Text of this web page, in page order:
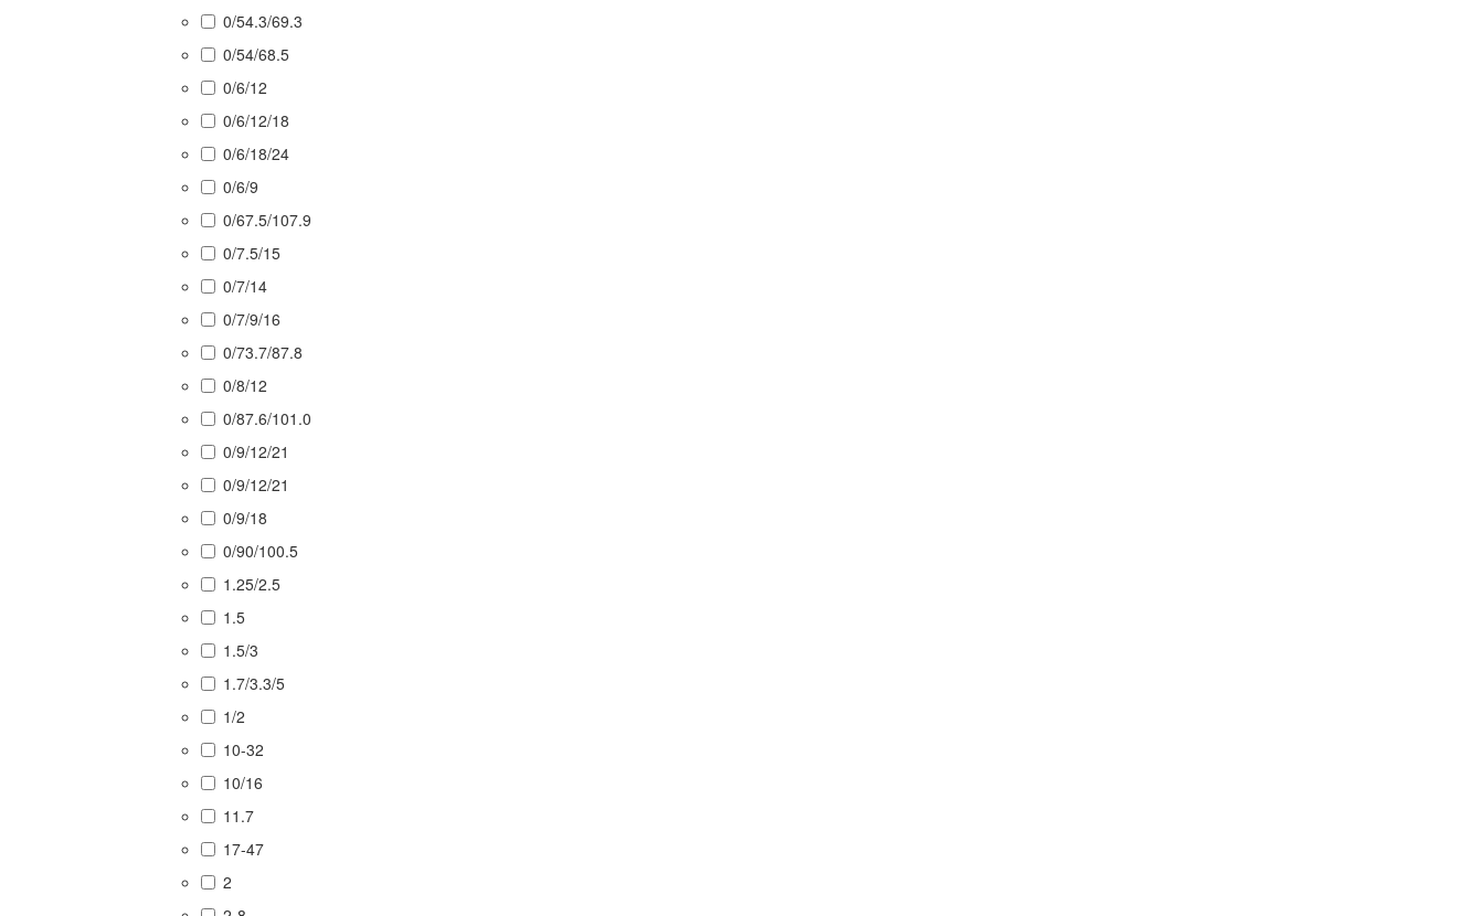
0/54.3/69.3
0/54/68.5
0/6/12
0/6/12/18
0/6/18/24
0/6/9
0/67.5/107.9
0/7.5/15
0/7/14
0/7/9/16
0/73.7/87.8
0/8/12
0/87.6/101.0
0/9/12/21
0/9/12/21
0/9/18
0/90/100.5
1.25/2.5
1.5
1.5/3
1.7/3.3/5
1/2
10-32
10/16
11.7
17-47
2